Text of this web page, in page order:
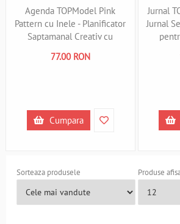
Agenda TOPModel Pink
Pattern cu Inele - Planificator
Saptamanal Creativ cu
Depesche PT12716 B370944
77.00 RON
Cumpara
Jurnal
Jurnal
Sorteaza produsele Produse